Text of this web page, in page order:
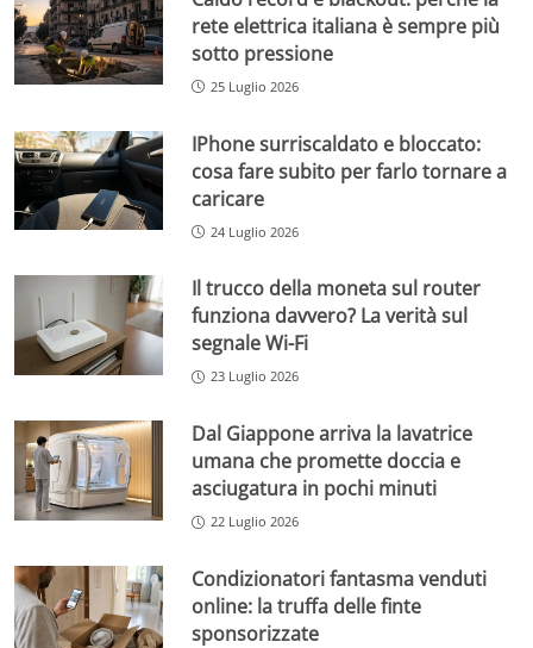
rete elettrica italiana è sempre più
sotto pressione
25 Luglio 2026
IPhone surriscaldato e bloccato:
cosa fare subito per farlo tornare a
caricare
24 Luglio 2026
Il trucco della moneta sul router
funziona davvero? La verità sul
segnale Wi-Fi
23 Luglio 2026
Dal Giappone arriva la lavatrice
umana che promette doccia e
asciugatura in pochi minuti
22 Luglio 2026
Condizionatori fantasma venduti
online: la truffa delle finte
sponsorizzate